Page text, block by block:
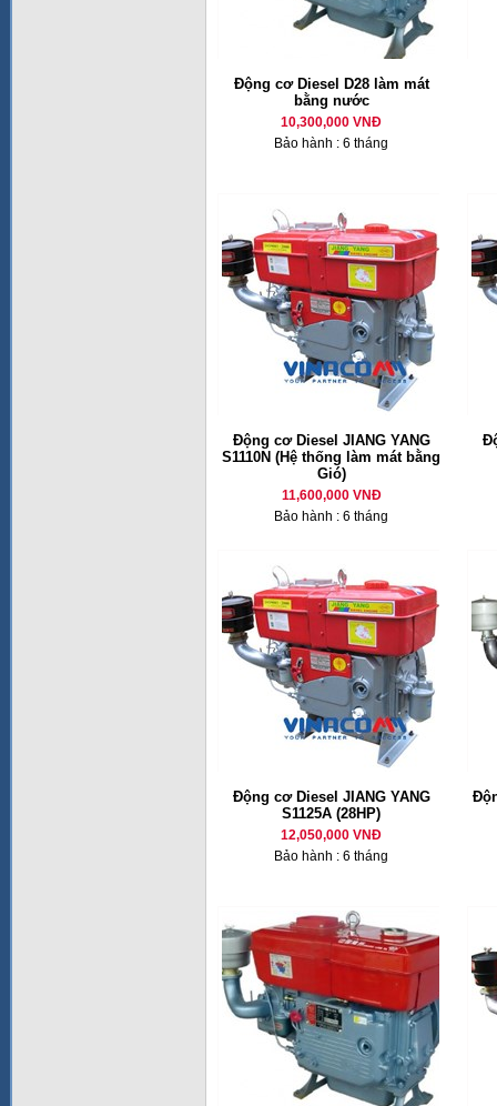
Động cơ Diesel D28 làm mát
bằng nước
10,300,000 VNĐ
Bảo hành : 6 tháng
Động cơ Diesel JIANG YANG
S1110N (Hệ thống làm mát bằng
Gió)
11,600,000 VNĐ
Bảo hành : 6 tháng
Động cơ Diesel JIANG YANG
S1125A (28HP)
12,050,000 VNĐ
Bảo hành : 6 tháng